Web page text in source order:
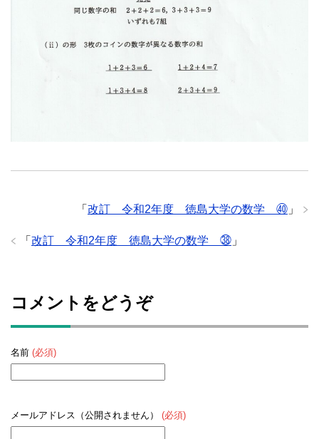
「 改訂 令和2年度 徳島大学の数学 ㊵ 」
「 改訂 令和2年度 徳島大学の数学 ㊳ 」
コメントをどうぞ
名前 (必須)
メールアドレス（公開されません） (必須)